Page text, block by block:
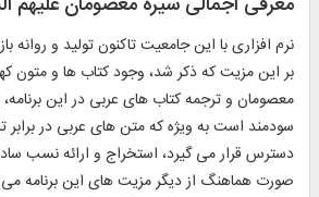
نرم افزاری با این جامعیت تاکنون تولید و روانه
بر این مزیت که ذکر شد، وجود كتاب ها و متون
معصومان و ترجمه كتاب هاى عربى در این برنامه،
سودمند است به ویژه كه متن هاى عربى در
دسترس قرار می گیرد، استخراج و ارائه نسب
صورت هماهنگ از دیگر مزیت های این برنامه می